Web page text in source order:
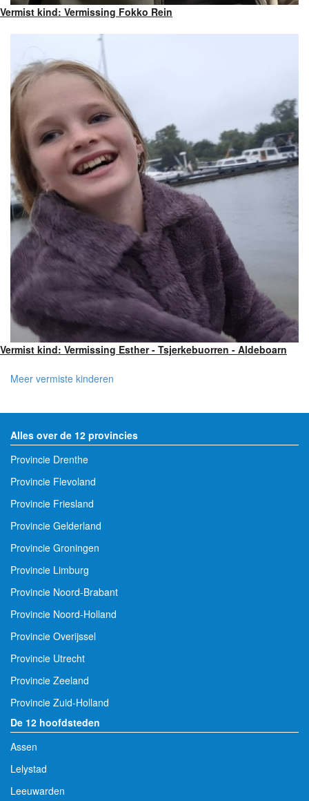
Vermist kind: Vermissing Fokko Rein
Vermist kind: Vermissing Esther - Tsjerkebuorren - Aldeboarn
Meer vermiste kinderen
Alles over de 12 provincies
Provincie Drenthe
Provincie Flevoland
Provincie Friesland
Provincie Gelderland
Provincie Groningen
Provincie Limburg
Provincie Noord-Brabant
Provincie Noord-Holland
Provincie Overijssel
Provincie Utrecht
Provincie Zeeland
Provincie Zuid-Holland
De 12 hoofdsteden
Assen
Lelystad
Leeuwarden